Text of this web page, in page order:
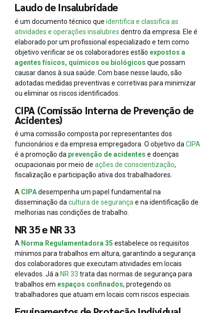
Laudo de Insalubridade
é um documento técnico que identifica e classifica as
atividades e operações insalubres dentro da empresa. Ele é
elaborado por um profissional especializado e tem como
objetivo verificar se os colaboradores estão expostos a
agentes físicos, químicos ou biológicos que possam
causar danos à sua saúde. Com base nesse laudo, são
adotadas medidas preventivas e corretivas para minimizar
ou eliminar os riscos identificados.
CIPA (Comissão Interna de Prevenção de
Acidentes)
é uma comissão composta por representantes dos
funcionários e da empresa empregadora. O objetivo da CIPA
é a promoção da prevenção de acidentes e doenças
ocupacionais por meio de ações de conscientização,
fiscalização e participação ativa dos trabalhadores.
A CIPAdesempenha um papel fundamental na
disseminação da cultura de segurança e na identificação de
melhorias nas condições de trabalho.
NR 35 e NR 33
A Norma Regulamentadora 35 estabelece os requisitos
mínimos para trabalhos em altura, garantindo a segurança
dos colaboradores que executam atividades em locais
elevados. Já a NR 33 trata das normas de segurança para
trabalhos em espaços confinados, protegendo os
trabalhadores que atuam em locais com riscos especiais.